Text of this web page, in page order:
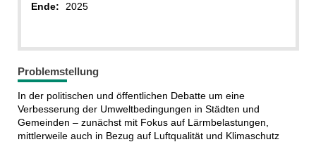
Ende:
2025
Problemstellung
In der politischen und öffentlichen Debatte um eine
Verbesserung der Umweltbedingungen in Städten und
Gemeinden – zunächst mit Fokus auf Lärmbelastungen,
mittlerweile auch in Bezug auf Luftqualität und Klimaschutz